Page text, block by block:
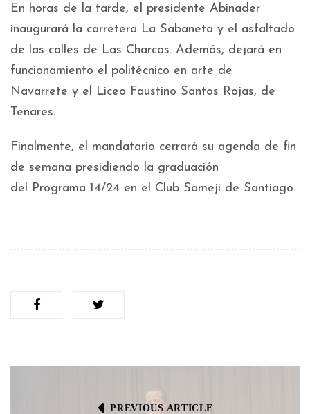
En horas de la tarde, el presidente Abinader
inaugurará la carretera La Sabaneta y el asfaltado
de las calles de Las Charcas. Además, dejará en
funcionamiento el politécnico en arte de
Navarrete y el Liceo Faustino Santos Rojas, de
Tenares.
Finalmente, el mandatario cerrará su agenda de fin
de semana presidiendo la graduación
del Programa 14/24 en el Club Sameji de Santiago.
PREVIOUS ARTICLE